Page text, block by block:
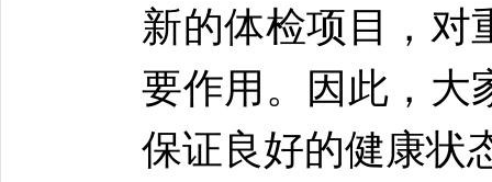
新的体检项目，对
要作用。因此，大
保证良好的健康状